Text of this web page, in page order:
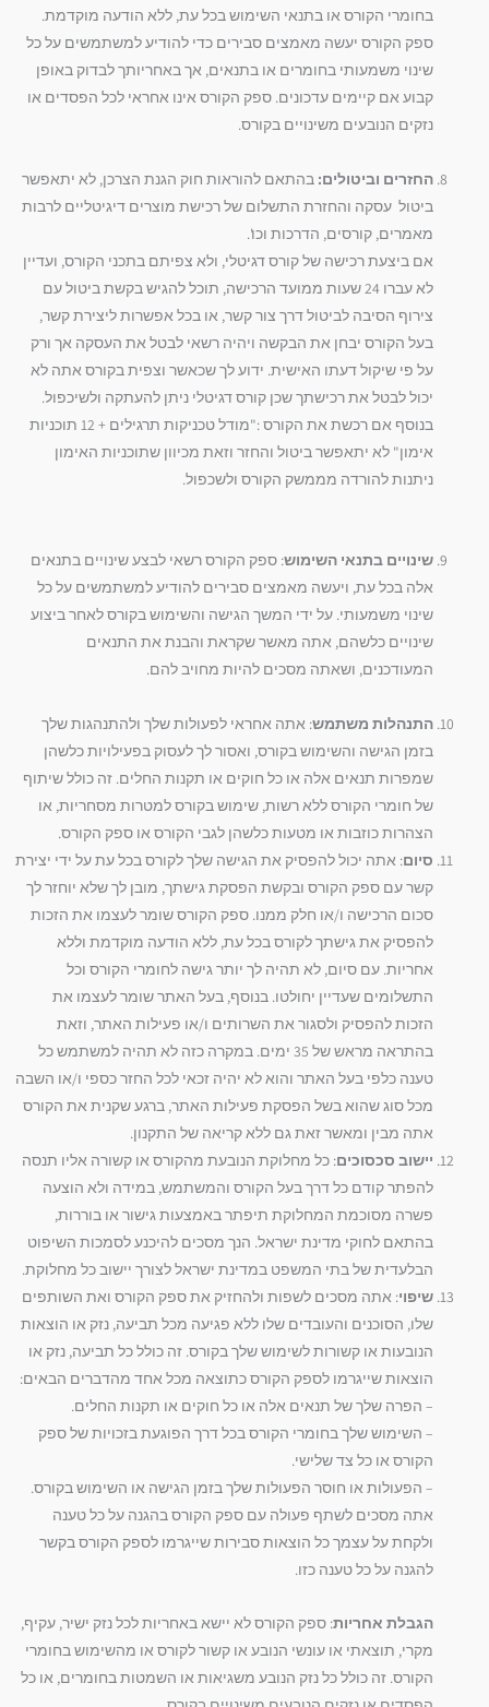
בחומרי הקורס או בתנאי השימוש בכל עת, ללא הודעה מוקדמת.
ספק הקורס יעשה מאמצים סבירים כדי להודיע למשתמשים על כל
שינוי משמעותי בחומרים או בתנאים, אך באחריותך לבדוק באופן
קבוע אם קיימים עדכונים. ספק הקורס אינו אחראי לכל הפסדים או
נזקים הנובעים משינויים בקורס.
החזרים וביטולים:בהתאם להוראות חוק הגנת הצרכן, לא יתאפשר
ביטול עסקה והחזרת התשלום של רכישת מוצרים דיגיטליים לרבות
מאמרים, קורסים, הדרכות וכו'.
אם ביצעת רכישה של קורס דגיטלי, ולא צפיתם בתכני הקורס, ועדיין
לא עברו 24 שעות ממועד הרכישה, תוכל להגיש בקשת ביטול עם
צירוף הסיבה לביטול דרך צור קשר, או בכל אפשרות ליצירת קשר,
בעל הקורס יבחן את הבקשה ויהיה רשאי לבטל את העסקה אך ורק
על פי שיקול דעתו האישית. ידוע לך שכאשר וצפית בקורס אתה לא
יכול לבטל את רכישתך שכן קורס דגיטלי ניתן להעתקה ולשיכפול.
בנוסף אם רכשת את הקורס :"מודל טכניקות תרגילים + 12 תוכניות
אימון" לא יתאפשר ביטול והחזר וזאת מכיוון שתוכניות האימון
ניתנות להורדה מממשק הקורס ולשכפול.
שינויים בתנאי השימוש: ספק הקורס רשאי לבצע שינויים בתנאים
אלה בכל עת, ויעשה מאמצים סבירים להודיע למשתמשים על כל
שינוי משמעותי. על ידי המשך הגישה והשימוש בקורס לאחר ביצוע
שינויים כלשהם, אתה מאשר שקראת והבנת את התנאים
המעודכנים, ושאתה מסכים להיות מחויב להם.
התנהלות משתמש: אתה אחראי לפעולות שלך ולהתנהגות שלך
בזמן הגישה והשימוש בקורס, ואסור לך לעסוק בפעילויות כלשהן
שמפרות תנאים אלה או כל חוקים או תקנות החלים. זה כולל שיתוף
של חומרי הקורס ללא רשות, שימוש בקורס למטרות מסחריות, או
הצהרות כוזבות או מטעות כלשהן לגבי הקורס או ספק הקורס.
סיום: אתה יכול להפסיק את הגישה שלך לקורס בכל עת על ידי יצירת
קשר עם ספק הקורס ובקשת הפסקת גישתך, מובן לך שלא יוחזר לך
סכום הרכישה ו/או חלק ממנו. ספק הקורס שומר לעצמו את הזכות
להפסיק את גישתך לקורס בכל עת, ללא הודעה מוקדמת וללא
אחריות. עם סיום, לא תהיה לך יותר גישה לחומרי הקורס וכל
התשלומים שעדיין יחולטו. בנוסף,בעל האתר שומר לעצמו את
הזכות להפסיק ולסגור את השרותים ו/או פעילות האתר, וזאת
בהתראה מראש של 35 ימים. במקרה כזה לא תהיה למשתמש כל
טענה כלפי בעל האתר והוא לא יהיה זכאי לכל החזר כספי ו/או השבה
מכל סוג שהוא בשל הפסקת פעילות האתר, ברגע שקנית את הקורס
אתה מבין ומאשר זאת גם ללא קריאה של התקנון.
יישוב סכסוכים: כל מחלוקת הנובעת מהקורס או קשורה אליו תנסה
להפתר קודם כל דרך בעל הקורס והמשתמש, במידה ולא הוצעה
פשרה מסוכמת המחלוקת תיפתר באמצעות גישור או בוררות,
בהתאם לחוקי מדינת ישראל. הנך מסכים להיכנע לסמכות השיפוט
הבלעדית של בתי המשפט במדינת ישראל לצורך יישוב כל מחלוקת.
שיפוי: אתה מסכים לשפות ולהחזיק את ספק הקורס ואת השותפים
שלו, הסוכנים והעובדים שלו ללא פגיעה מכל תביעה, נזק או הוצאות
הנובעות או קשורות לשימוש שלך בקורס. זה כולל כל תביעה, נזק או
הוצאות שייגרמו לספק הקורס כתוצאה מכל אחד מהדברים הבאים:
– הפרה שלך של תנאים אלה או כל חוקים או תקנות החלים.
– השימוש שלך בחומרי הקורס בכל דרך הפוגעת בזכויות של ספק
הקורס או כל צד שלישי.
– הפעולות או חוסר הפעולות שלך בזמן הגישה או השימוש בקורס.
אתה מסכים לשתף פעולה עם ספק הקורס בהגנה על כל טענה
ולקחת על עצמך כל הוצאות סבירות שייגרמו לספק הקורס בקשר
להגנה על כל טענה כזו.
הגבלת אחריות: ספק הקורס לא יישא באחריות לכל נזק ישיר, עקיף,
מקרי, תוצאתי או עונשי הנובע או קשור לקורס או מהשימוש בחומרי
הקורס. זה כולל כל נזק הנובע משגיאות או השמטות בחומרים, או כל